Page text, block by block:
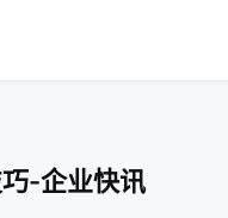
-企业快讯